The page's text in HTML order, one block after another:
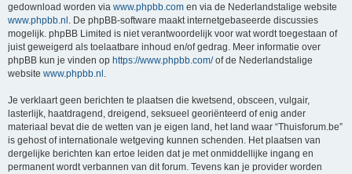
gedownload worden via www.phpbb.com en via de Nederlandstalige website
www.phpbb.nl . De phpBB-software maakt internetgebaseerde discussies
mogelijk. phpBB Limited is niet verantwoordelijk voor wat wordt toegestaan of
juist geweigerd als toelaatbare inhoud en/of gedrag. Meer informatie over
phpBB kun je vinden op https://www.phpbb.com/of de Nederlandstalige
website www.phpbb.nl .
Je verklaart geen berichten te plaatsen die kwetsend, obsceen, vulgair,
lasterlijk, haatdragend, dreigend, seksueel georiënteerd of enig ander
materiaal bevat die de wetten van je eigen land, het land waar “Thuisforum.be”
is gehost of internationale wetgeving kunnen schenden. Het plaatsen van
dergelijke berichten kan ertoe leiden dat je met onmiddellijke ingang en
permanent wordt verbannen van dit forum. Tevens kan je provider worden